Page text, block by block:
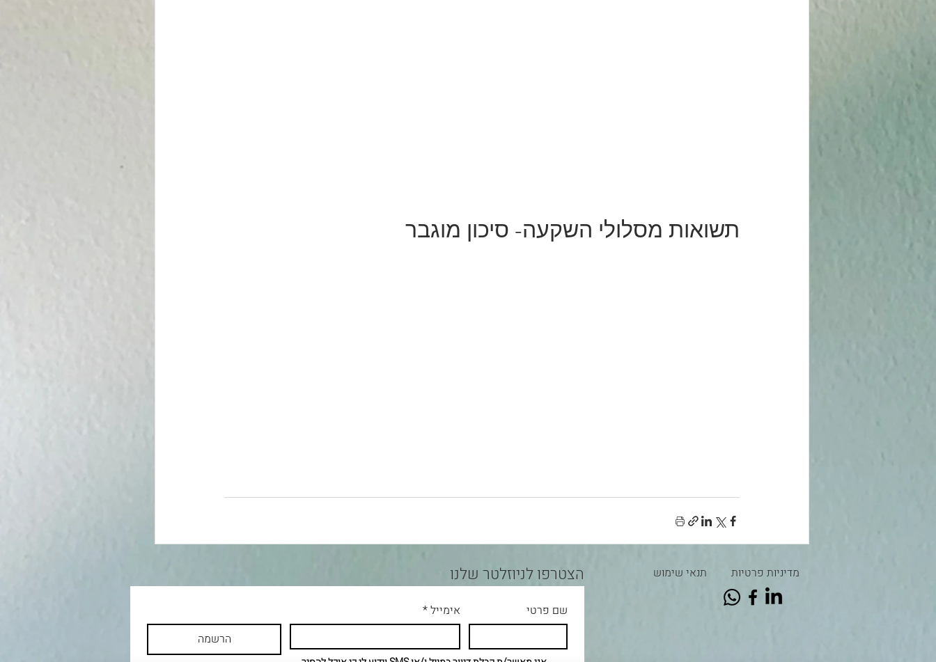
תשואות מסלולי השקעה- סיכון מוגבר
הצטרפו לניוזלטר שלנו תנאי שימוש מדיניות פרטיות
שם פרטי אימייל*
הרשמה